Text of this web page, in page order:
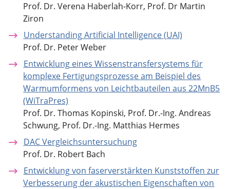
Prof. Dr. Verena Haberlah-Korr, Prof. Dr Martin
Ziron
Understanding Artificial Intelligence (UAI)
Prof. Dr. Peter Weber
Entwicklung eines Wissenstransfersystems für
komplexe Fertigungsprozesse am Beispiel des
Warmumformens von Leichtbauteilen aus 22MnB5
(WiTraPres)
Prof. Dr. Thomas Kopinski, Prof. Dr.-Ing. Andreas
Schwung, Prof. Dr.-Ing. Matthias Hermes
DAC Vergleichsuntersuchung
Prof. Dr. Robert Bach
Entwicklung von faserverstärkten Kunststoffen zur
Verbesserung der akustischen Eigenschaften von